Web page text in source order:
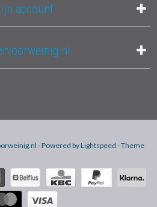
account
- Powered byLightspeed - Theme